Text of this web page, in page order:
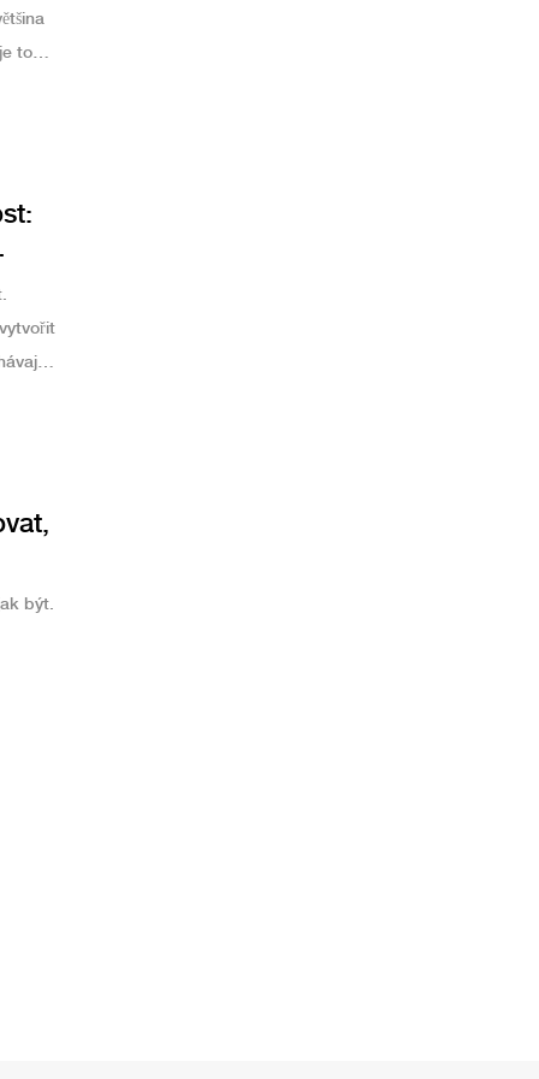
to
být.